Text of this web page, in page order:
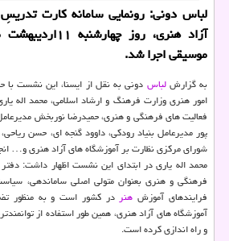
لباس دونی: رونمایی سامانه كارت
آزاد هنری، روز
موسیقی اجرا شد.
به گزارشلباس دونی به نقل از ایسنا، این نشست
امور هنری وزارت فرهنگ و ارشاد اسلامی، محمد اله
فعالیت های فرهنگی و هنری، حمیدرضا نوربخش
پور مدیرعامل بنیاد رودكی، داوود گنجه ای، حسن
شورای مركزی نظارت بر آموزشگاه های آزاد هنری و…
محمد اله یاری در ابتدای این نشست اظهار داشت:
فرهنگی و هنری بعنوان متولی اصلی ساماندهی،
فرایندهای آموزش هنردر كشور است و به منظور
آموزشگاه های آزاد هنری، همین طور استفاده از
و راه اندازی كرده است.